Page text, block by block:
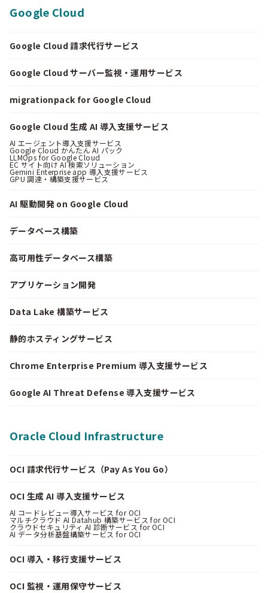
Google Cloud
Google Cloud 請求代行サービス
Google Cloud サーバー監視・運用サービス
migrationpack for Google Cloud
Google Cloud 生成 AI 導入支援サービス
AI エージェント導入支援サービス
Google Cloud かんたん AI パック
LLMOps for Google Cloud
EC サイト向け AI 検索ソリューション
Gemini Enterprise app 導入支援サービス
GPU 調達・構築支援サービス
AI 駆動開発 on Google Cloud
データベース構築
高可用性データベース構築
アプリケーション開発
Data Lake 構築サービス
静的ホスティングサービス
Chrome Enterprise Premium 導入支援サービス
Google AI Threat Defense 導入支援サービス
Oracle Cloud Infrastructure
OCI 請求代行サービス（Pay As You Go）
OCI 生成 AI 導入支援サービス
AI コードレビュー導入サービス for OCI
マルチクラウド AI Datahub 構築サービス for OCI
クラウドセキュリティ AI 診断サービス for OCI
AI データ分析基盤構築サービス for OCI
OCI 導入・移行支援サービス
OCI 監視・運用保守サービス